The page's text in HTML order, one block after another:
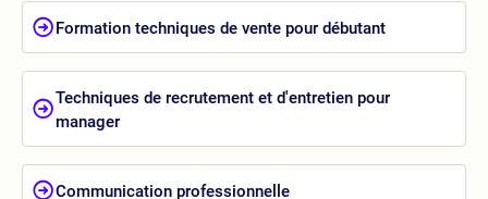
Formation techniques de vente pour débutant
Techniques de recrutement et d'entretien pour
manager
Communication professionnelle